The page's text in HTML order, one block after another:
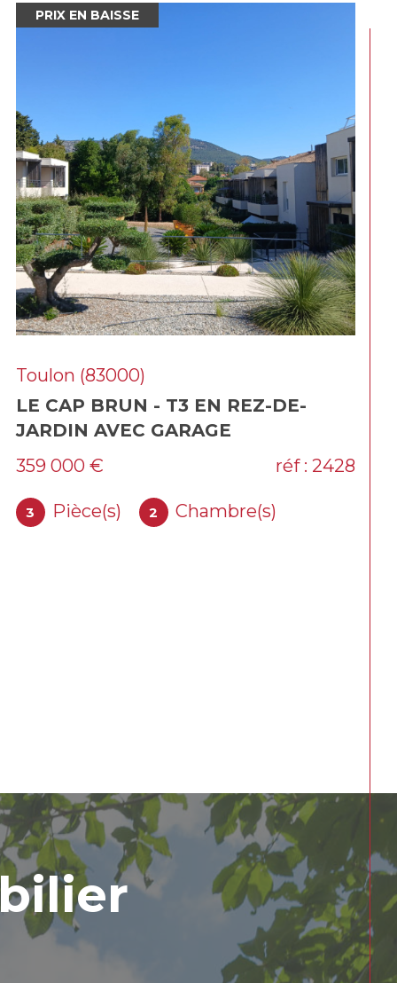
NOUVEAUTÉ
Toulon (83000)
HAUTE-VILLE : LOCAUX
PROFESSIONNELS PROCHES DE LA
GARE